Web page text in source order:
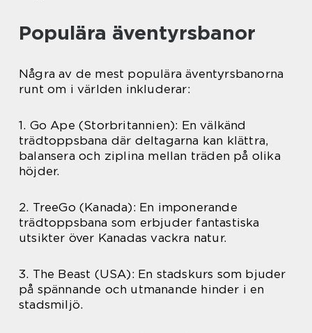
Populära äventyrsbanor
Några av de mest populära äventyrsbanorna
runt om i världen inkluderar:
1. Go Ape (Storbritannien): En välkänd
trädtoppsbana där deltagarna kan klättra,
balansera och ziplina mellan träden på olika
höjder.
2. TreeGo (Kanada): En imponerande
trädtoppsbana som erbjuder fantastiska
utsikter över Kanadas vackra natur.
3. The Beast (USA): En stadskurs som bjuder
på spännande och utmanande hinder i en
stadsmiljö.